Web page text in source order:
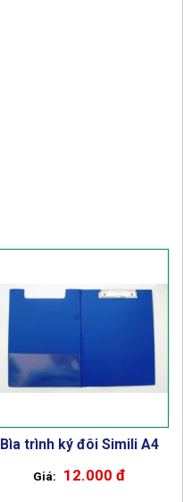
Bìa trình ký đôi Simili A4
12.000 đ